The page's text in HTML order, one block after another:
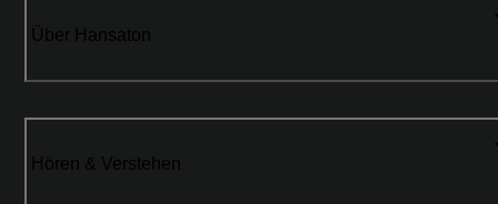
Über Hansaton
Hören & Verstehen